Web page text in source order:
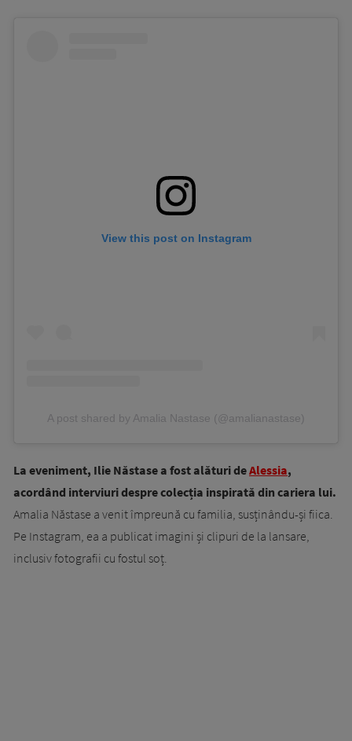
View this post on Instagram
A post shared by Amalia Nastase (@amalianastase)
La eveniment, Ilie Năstase a fost alături deAlessia,
acordând interviuri despre colecția inspirată din cariera lui.
Amalia Năstase a venit împreună cu familia, susținându-și fiica.
Pe Instagram, ea a publicat imagini și clipuri de la lansare,
inclusiv fotografii cu fostul soț.